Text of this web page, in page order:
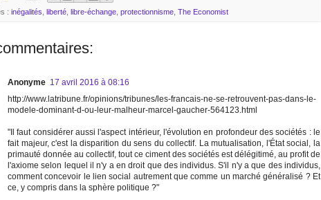
: inégalités liberté libre-échange protectionnisme The Economist
Anonyme 17 avril 2016 à 08:16
http://www.latribune.fr/opinions/tribunes/les-francais-ne-se-retrouvent-pas-dans-le-
modele-dominant-d-ou-leur-malheur-marcel-gaucher-564123.html
"Il faut considérer aussi l'aspect intérieur, l'évolution en profondeur des sociétés : le
fait majeur, c'est la disparition du sens du collectif. La mutualisation, l'État social, la
primauté donnée au collectif, tout ce ciment des sociétés est délégitimé, au profit de
l'axiome selon lequel il n'y a en droit que des individus. S'il n'y a que des individus,
comment concevoir le lien social autrement que comme un marché généralisé ? Et
ce, y compris dans la sphère politique ?"